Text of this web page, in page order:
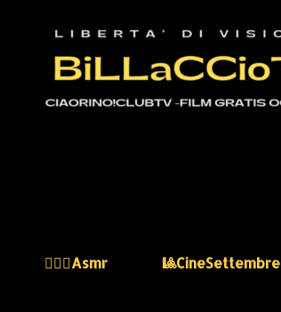
💆🏻‍♀️Asmr 🎱CineSettembre